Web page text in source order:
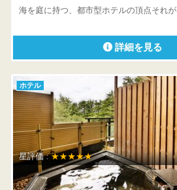
海を庭に持つ、都市型ホテルの頂点それ
詳細を見る
ホテル
星評価 :★★★★★
金沢辰口温泉 まつさき